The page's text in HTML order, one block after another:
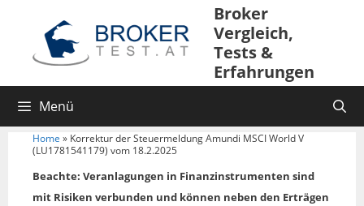
Broker
Vergleich,
Tests &
Erfahrungen
Menü
Home » Korrektur der Steuermeldung Amundi MSCI World V
(LU1781541179) vom 18.2.2025
Beachte: Veranlagungen in Finanzinstrumenten sind
mit Risiken verbunden und können neben den Erträgen